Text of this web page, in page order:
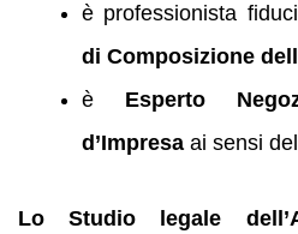
è professionista
di Composizione
è Esperto
d’Impresaai sensi
Lo Studio legale